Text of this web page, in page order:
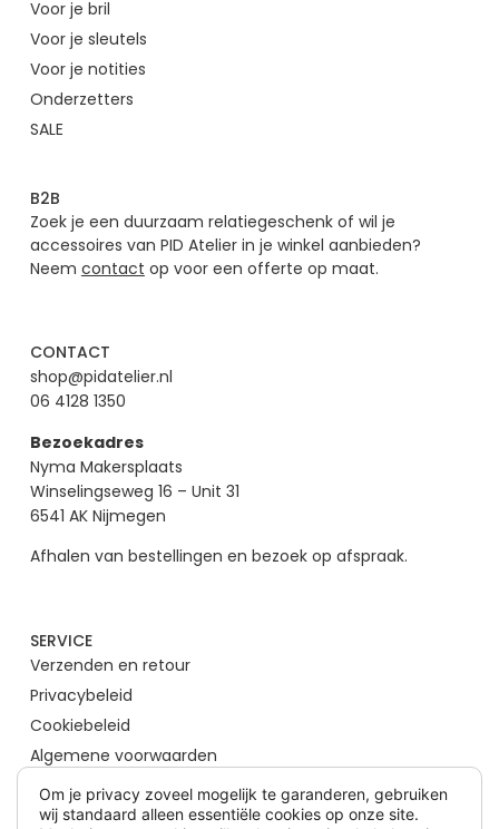
Voor je bril
Voor je sleutels
Voor je notities
Onderzetters
SALE
B2B
Zoek je een duurzaam relatiegeschenk of wil je
accessoires van PID Atelier in je winkel aanbieden?
Neem contact op voor een offerte op maat.
CONTACT
shop@pidatelier.nl
06 4128 1350
Bezoekadres
Nyma Makersplaats
Winselingseweg 16 – Unit 31
6541 AK Nijmegen
Afhalen van bestellingen en bezoek op afspraak.
SERVICE
Verzenden en retour
Privacybeleid
Cookiebeleid
Algemene voorwaarden
SOCIAL MEDIA
Om je privacy zoveel mogelijk te garanderen, gebruiken
wij standaard alleen essentiële cookies op onze site.